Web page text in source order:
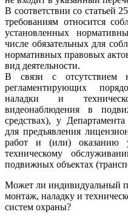
В соответствии со статьей
требованиям относится
установленных
числе обязательных для
нормативных правовых
вид деятельности.
В связи с отсутствием
регламентирующих
наладки и
видеонаблюдения в
средствах), у
для предъявления
работ и (или) оказанию
техническому
подвижных объектах
Может ли индивидуальный
монтаж, наладку и
систем охраны?